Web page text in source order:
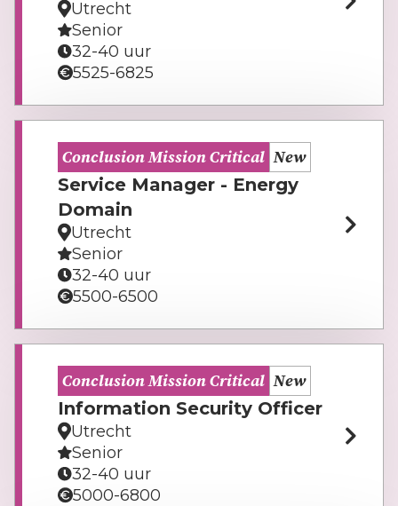
Utrecht
Senior
32-40 uur
5525-6825
Conclusion Mission Critical New
Service Manager - Energy
Domain
Utrecht
Senior
32-40 uur
5500-6500
Conclusion Mission Critical New
Information Security Officer
Utrecht
Senior
32-40 uur
5000-6800